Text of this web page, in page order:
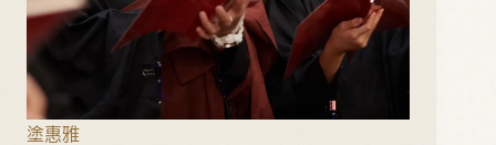
塗惠雅